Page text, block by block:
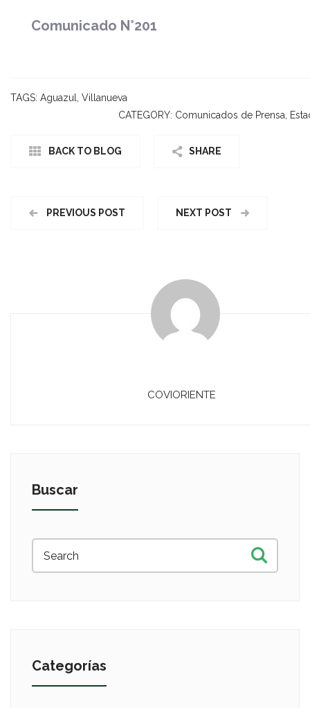
Comunicado N°201
TAGS: Aguazul
Villanueva
CATEGORY: Comunicados de Prensa
BACK TO BLOG SHARE
PREVIOUS POST NEXT POST
COVIORIENTE
Buscar
Categorías